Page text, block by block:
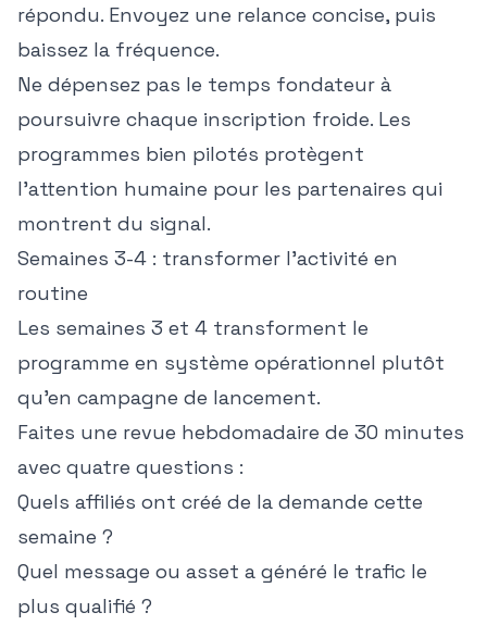
répondu. Envoyez une relance concise, puis
baissez la fréquence.
Ne dépensez pas le temps fondateur à
poursuivre chaque inscription froide. Les
programmes bien pilotés protègent
l'attention humaine pour les partenaires qui
montrent du signal.
Semaines 3-4 : transformer l'activité en
routine
Les semaines 3 et 4 transforment le
programme en système opérationnel plutôt
qu'en campagne de lancement.
Faites une revue hebdomadaire de 30 minutes
avec quatre questions :
Quels affiliés ont créé de la demande cette
semaine ?
Quel message ou asset a généré le trafic le
plus qualifié ?